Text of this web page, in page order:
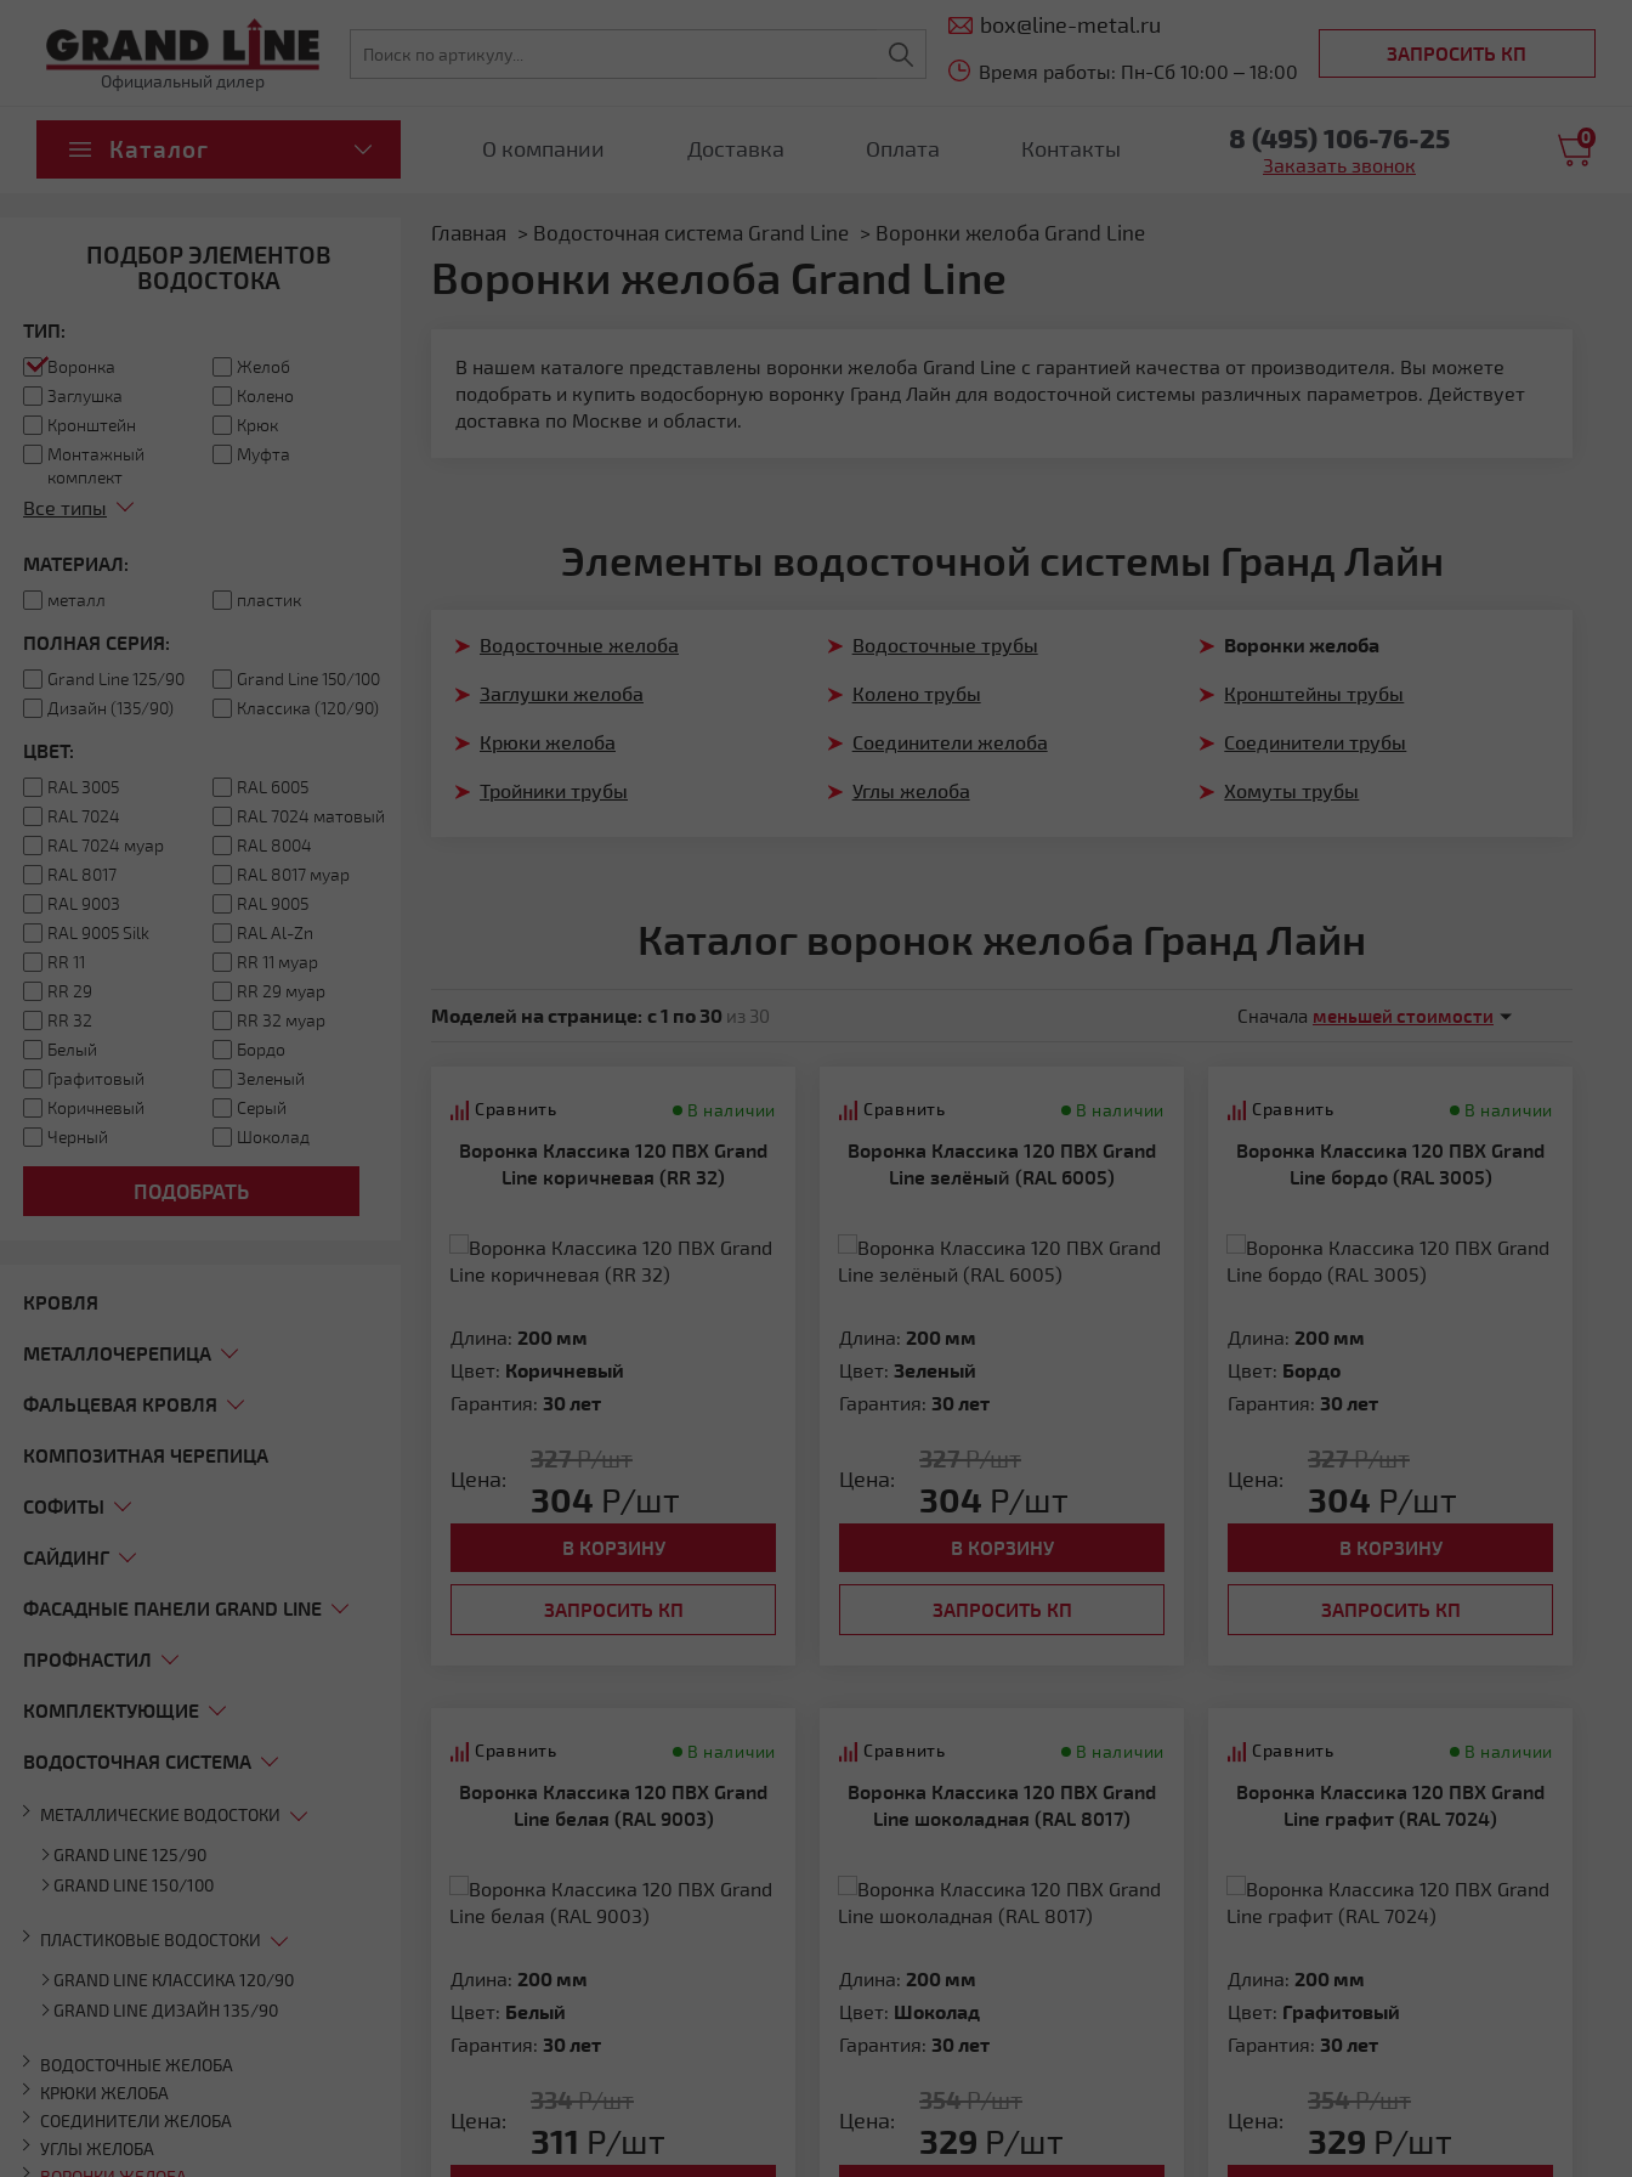
Официальный дилер
box@line-metal.ru
Время работы: Пн-Сб 10:00 – 18:00
ЗАПРОСИТЬ КП
Каталог О компании Доставка Оплата Контакты 8 (495) 106-76-25
Заказать звонок
0
Главная Водосточная система Grand Line Воронки желоба Grand Line
ПОДБОР ЭЛЕМЕНТОВ
ВОДОСТОКА
ТИП:
Воронка
Желоб
Заглушка
Колено
Кронштейн
Крюк
Монтажный
комплект
Муфта
Все типы
МАТЕРИАЛ:
металл пластик
ПОЛНАЯ СЕРИЯ:
Grand Line 125/90
Grand Line 150/100
Дизайн (135/90)
Классика (120/90)
ЦВЕТ:
RAL 3005
RAL 6005
RAL 7024
RAL 7024 матовый
RAL 7024 муар
RAL 8004
RAL 8017
RAL 8017 муар
RAL 9003
RAL 9005
RAL 9005 Silk
RAL Al-Zn
RR 11
RR 11 муар
RR 29
RR 29 муар
RR 32
RR 32 муар
Белый
Бордо
Графитовый
Зеленый
Коричневый
Серый
Черный
Шоколад
ПОДОБРАТЬ
КРОВЛЯ
МЕТАЛЛОЧЕРЕПИЦА
ФАЛЬЦЕВАЯ КРОВЛЯ
КОМПОЗИТНАЯ ЧЕРЕПИЦА
СОФИТЫ
САЙДИНГ
ФАСАДНЫЕ ПАНЕЛИ GRAND LINE
ПРОФНАСТИЛ
КОМПЛЕКТУЮЩИЕ
ВОДОСТОЧНАЯ СИСТЕМА
МЕТАЛЛИЧЕСКИЕ ВОДОСТОКИ
GRAND LINE 125/90
GRAND LINE 150/100
ПЛАСТИКОВЫЕ ВОДОСТОКИ
GRAND LINE КЛАССИКА 120/90
GRAND LINE ДИЗАЙН 135/90
ВОДОСТОЧНЫЕ ЖЕЛОБА
КРЮКИ ЖЕЛОБА
СОЕДИНИТЕЛИ ЖЕЛОБА
УГЛЫ ЖЕЛОБА
Воронки желоба Grand Line
В нашем каталоге представлены воронки желоба Grand Line с гарантией качества от производителя. Вы можете
подобрать и купить водосборную воронку Гранд Лайн для водосточной системы различных параметров. Действует
доставка по Москве и области.
Элементы водосточной системы Гранд Лайн
Водосточные желоба Водосточные трубы Воронки желоба
Заглушки желоба Колено трубы Кронштейны трубы
Крюки желоба Соединители желоба Соединители трубы
Тройники трубы Углы желоба Хомуты трубы
Каталог воронок желоба Гранд Лайн
Моделей на странице: c 1 по 30 из 30 Сначала
Сравнить В наличии
Воронка Классика 120 ПВХ Grand
Line коричневая (RR 32)
Длина: 200 мм
Цвет: Коричневый
Гарантия: 30 лет
Цена:
327Р/шт
304 Р/шт
В КОРЗИНУ
ЗАПРОСИТЬ КП
Сравнить В наличии
Воронка Классика 120 ПВХ Grand
Line зелёный (RAL 6005)
Длина: 200 мм
Цвет: Зеленый
Гарантия: 30 лет
Цена:
327Р/шт
304 Р/шт
В КОРЗИНУ
ЗАПРОСИТЬ КП
Сравнить В наличии
Воронка Классика 120 ПВХ Grand
Line бордо (RAL 3005)
Длина: 200 мм
Цвет: Бордо
Гарантия: 30 лет
Цена:
327Р/шт
304 Р/шт
В КОРЗИНУ
ЗАПРОСИТЬ КП
Сравнить В наличии
Воронка Классика 120 ПВХ Grand
Line белая (RAL 9003)
Длина: 200 мм
Цвет: Белый
Гарантия: 30 лет
Цена:
334Р/шт
311 Р/шт
Сравнить В наличии
Воронка Классика 120 ПВХ Grand
Line шоколадная (RAL 8017)
Длина: 200 мм
Цвет: Шоколад
Гарантия: 30 лет
Цена:
354Р/шт
329 Р/шт
Сравнить В наличии
Воронка Классика 120 ПВХ Grand
Line графит (RAL 7024)
Длина: 200 мм
Цвет: Графитовый
Гарантия: 30 лет
Цена:
354Р/шт
329 Р/шт